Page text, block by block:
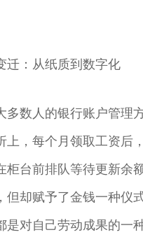
迁：从纸质到数字化
多数人的银行账户管理
上，每个月领取工资后
柜台前排队等待更新余
但却赋予了金钱一种
是对自己劳动成果的一